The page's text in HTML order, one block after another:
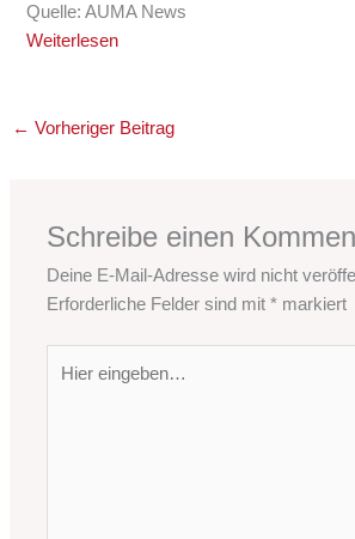
Quelle: AUMA News
Weiterlesen
← Vorheriger Beitrag
Schreibe einen
Deine E-Mail-Adresse wird nicht
Erforderliche Felder sind mit* markiert
eingeben…